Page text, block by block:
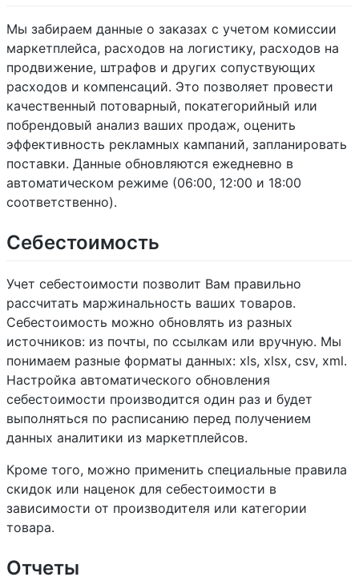
Мы забираем данные о заказах с учетом комиссии
маркетплейса, расходов на логистику, расходов на
продвижение, штрафов и других сопуствующих
расходов и компенсаций. Это позволяет провести
качественный потоварный, покатегорийный или
побрендовый анализ ваших продаж, оценить
эффективность рекламных кампаний, запланировать
поставки. Данные обновляются ежедневно в
автоматическом режиме (06:00, 12:00 и 18:00
соответственно).
Себестоимость
Учет себестоимости позволит Вам правильно
рассчитать маржинальность ваших товаров.
Себестоимость можно обновлять из разных
источников: из почты, по ссылкам или вручную. Мы
понимаем разные форматы данных: xls, xlsx, csv, xml.
Настройка автоматического обновления
себестоимости производится один раз и будет
выполняться по расписанию перед получением
данных аналитики из маркетплейсов.
Кроме того, можно применить специальные правила
скидок или наценок для себестоимости в
зависимости от производителя или категории
товара.
Отчеты